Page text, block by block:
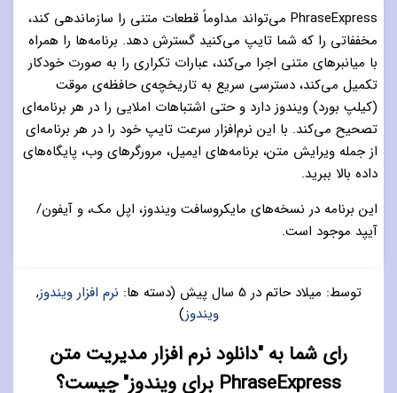
PhraseExpress می‌تواند مداوماً قطعات متنی را سازماندهی کند،
مخففاتی را که شما تایپ می‌کنید گسترش دهد. برنامه‌ها را همراه
با میانبرهای متنی اجرا می‌کند، عبارات تکراری را به صورت خودکار
تکمیل می‌کند، دسترسی سریع به تاریخچه‌ی حافظه‌ی موقت
(کیلپ بورد) ویندوز دارد و حتی اشتباهات املایی را در هر برنامه‌ای
تصحیح می‌کند. با این نرم‌افزار سرعت تایپ خود را در هر برنامه‌ای
از جمله ویرایش متن، برنامه‌های ایمیل، مرورگرهای وب، پایگاه‌های
داده بالا ببرید.
این برنامه در نسخه‌های مایکروسافت ویندوز، اپل مک، و آیفون/
آیپد موجود است.
توسط: میلاد حاتم در5 سال پیش (دسته ها: نرم افزار ویندوز,
ویندوز)
رای شما به "دانلود نرم افزار مدیریت متن
PhraseExpress برای ویندوز" چیست؟